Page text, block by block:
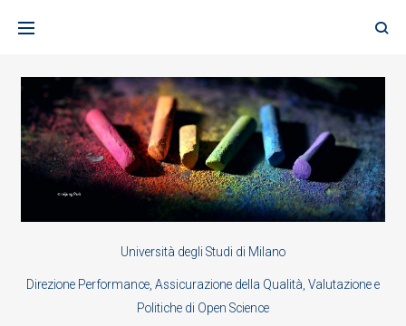
Università degli Studi di Milano
Direzione Performance, Assicurazione della Qualità, Valutazione e
Politiche di Open Science